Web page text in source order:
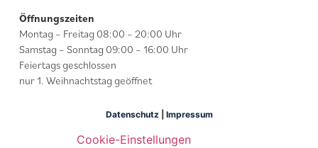
Öffnungszeiten
Montag – Freitag 08:00 – 20:00 Uhr
Samstag – Sonntag 09:00 – 16:00 Uhr
Feiertags geschlossen
nur 1. Weihnachtstag geöffnet
Datenschutz Impressum
Cookie-Einstellungen